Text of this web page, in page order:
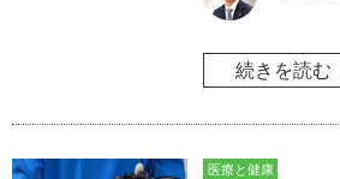
続きを読む
医療と健康